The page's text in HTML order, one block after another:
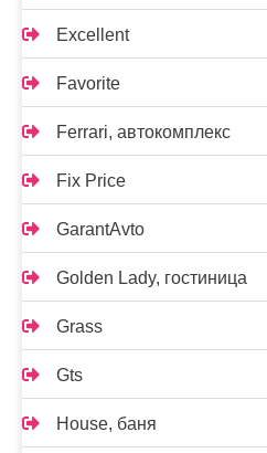
Excellent
Favorite
Ferrari, автокомплекс
Fix Price
GarantAvto
Golden Lady, гостиница
Grass
Gts
House, баня